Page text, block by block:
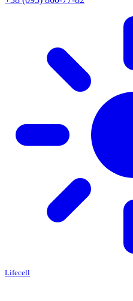
Lifecell